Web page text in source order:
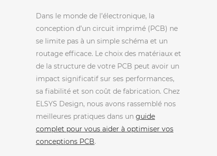
Dans le monde de l’électronique, la
conception d’un circuit imprimé (PCB) ne
se limite pas à un simple schéma et un
routage efficace. Le choix des matériaux et
de la structure de votre PCB peut avoir un
impact significatif sur ses performances,
sa fiabilité et son coût de fabrication. Chez
ELSYS Design, nous avons rassemblé nos
meilleures pratiques dans un guide
complet pour vous aider à optimiser vos
conceptions PCB.